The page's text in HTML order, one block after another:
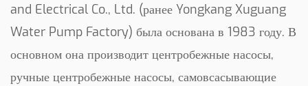
and Electrical Co., Ltd. (ранее Yongkang Xuguang
Water Pump Factory) была основана в 1983 году. В
основном она производит центробежные насосы,
ручные центробежные насосы, самовсасывающие